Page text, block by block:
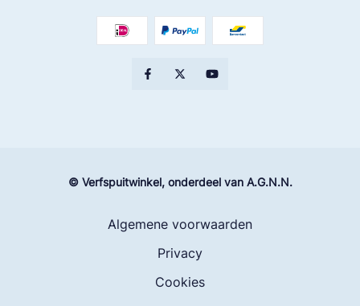
© Verfspuitwinkel, onderdeel van A.G.N.N.
Algemene voorwaarden
Privacy
Cookies